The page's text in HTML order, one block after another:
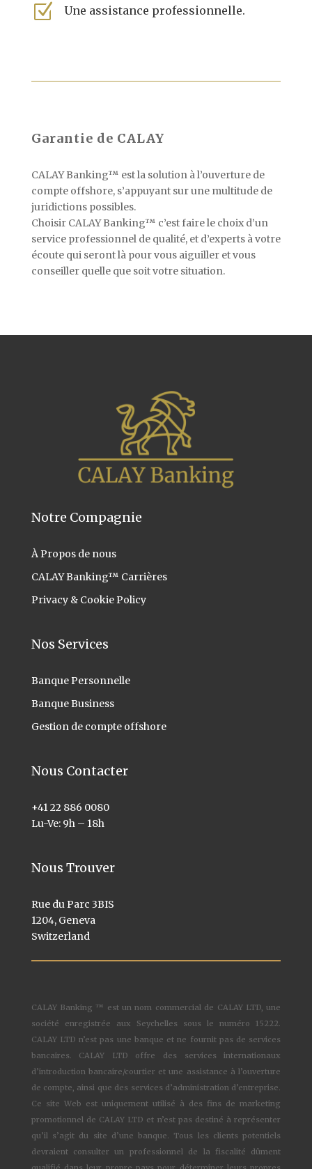
Z Une assistance professionnelle.
Garantie de CALAY
CALAY Banking™ est la solution à l’ouverture de
compte offshore, s’appuyant sur une multitude de
juridictions possibles.
Choisir CALAY Banking™ c’est faire le choix d’un
service professionnel de qualité, et d’experts à votre
écoute qui seront là pour vous aiguiller et vous
conseiller quelle que soit votre situation.
Notre Compagnie
À Propos de nous
CALAY Banking™ Carrières
Privacy & Cookie Policy
Nos Services
Banque Personnelle
Banque Business
Gestion de compte offshore
Nous Contacter
+41 22 886 0080
Lu-Ve: 9h – 18h
Nous Trouver
Rue du Parc 3BIS
1204, Geneva
Switzerland
CALAY Banking ™ est un nom commercial de CALAY LTD, une
société enregistrée aux Seychelles sous le numéro 15222.
CALAY LTD n’est pas une banque et ne fournit pas de services
bancaires. CALAY LTD offre des services internationaux
d’introduction bancaire/courtier et une assistance à l’ouverture
de compte, ainsi que des services d’administration d’entreprise.
Ce site Web est uniquement utilisé à des fins de marketing
promotionnel de CALAY LTD et n’est pas destiné à représenter
qu’il s’agit du site d’une banque. Tous les clients potentiels
devraient consulter un professionnel de la fiscalité dûment